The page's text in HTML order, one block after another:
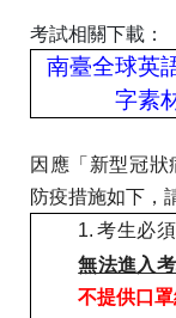
考試相關下載：
南臺全球英
字素
因應「新型冠
防疫措施如下，
1. 考生必
無法進入
不提供口